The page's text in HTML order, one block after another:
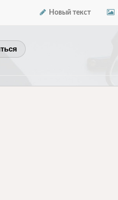
Новый текст